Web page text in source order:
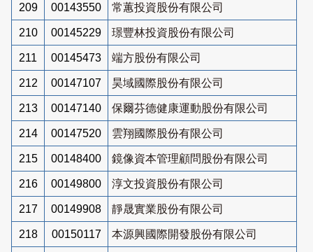
209 00143550 常蕙投資股份有限公司
210 00145229 璟豐林投資股份有限公司
211 00145473 端方股份有限公司
212 00147107 昊域國際股份有限公司
213 00147140 保爾芬德健康運動股份有限公司
214 00147520 雲翔國際股份有限公司
215 00148400 鏡像資本管理顧問股份有限公司
216 00149800 淳文投資股份有限公司
217 00149908 靜晟實業股份有限公司
218 00150117 本源興國際開發股份有限公司